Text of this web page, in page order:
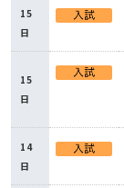
15
日
15
日
14
日